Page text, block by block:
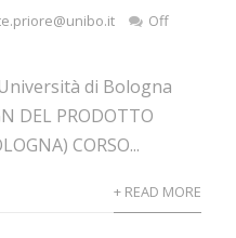
Off
di Bologna
DEL PRODOTTO
CORSO...
+ READ MORE